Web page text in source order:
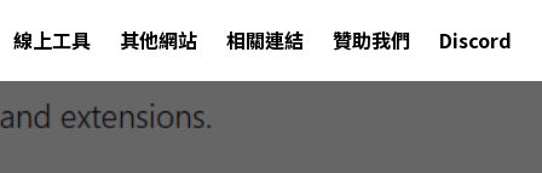
線上工具 其他網站 相關連結 贊助我們 Discord